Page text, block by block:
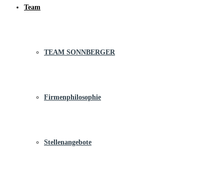
Team
TEAM SONNBERGER
Firmenphilosophie
Stellenangebote